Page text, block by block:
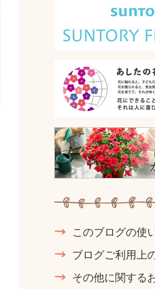
このブログの使
ブログご利用上
その他に関する